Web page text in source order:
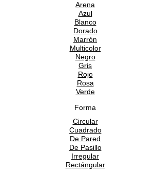
Arena
Azul
Blanco
Dorado
Marrón
Multicolor
Negro
Gris
Rojo
Rosa
Verde
Forma
Circular
Cuadrado
De Pared
De Pasillo
Irregular
Rectángular
SOBRE ADDREDE